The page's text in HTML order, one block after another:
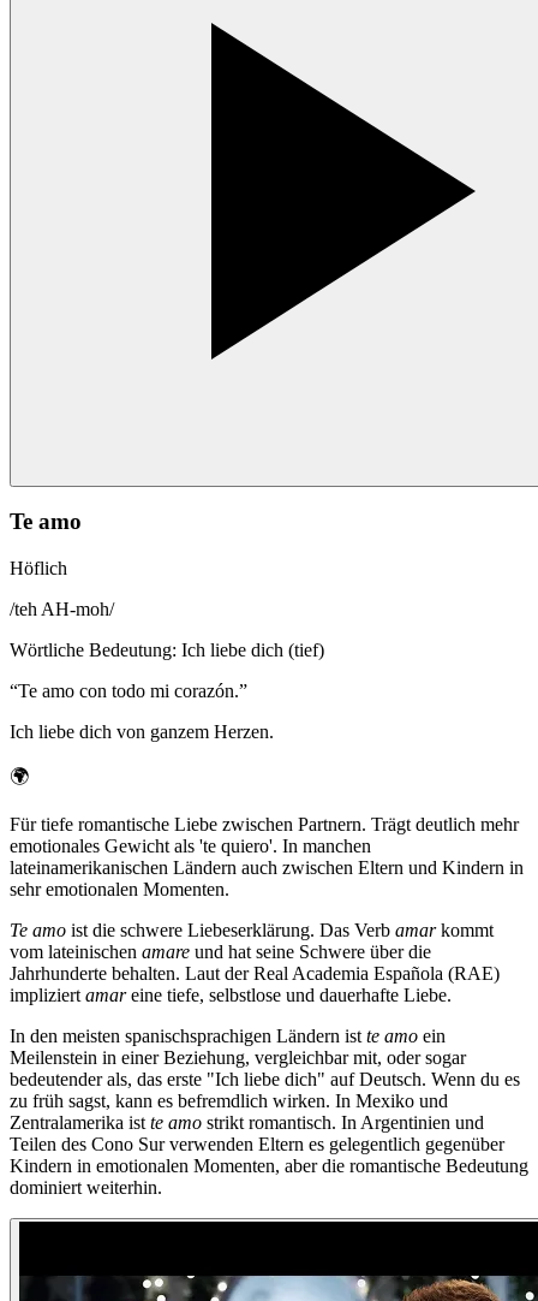
Te amo
Höflich
/teh AH-moh/
Wörtliche Bedeutung: Ich liebe dich (tief)
“Te amo con todo mi corazón.”
Ich liebe dich von ganzem Herzen.
🌍
Für tiefe romantische Liebe zwischen Partnern. Trägt deutlich mehr
emotionales Gewicht als 'te quiero'. In manchen
lateinamerikanischen Ländern auch zwischen Eltern und Kindern in
sehr emotionalen Momenten.
Te amo ist die schwere Liebeserklärung. Das Verb amarkommt
vom lateinischen amare und hat seine Schwere über die
Jahrhunderte behalten. Laut der Real Academia Española (RAE)
impliziert amareine tiefe, selbstlose und dauerhafte Liebe.
In den meisten spanischsprachigen Ländern ist te amo ein
Meilenstein in einer Beziehung, vergleichbar mit, oder sogar
bedeutender als, das erste "Ich liebe dich" auf Deutsch. Wenn du es
zu früh sagst, kann es befremdlich wirken. In Mexiko und
Zentralamerika ist te amo strikt romantisch. In Argentinien und
Teilen des Cono Sur verwenden Eltern es gelegentlich gegenüber
Kindern in emotionalen Momenten, aber die romantische Bedeutung
dominiert weiterhin.